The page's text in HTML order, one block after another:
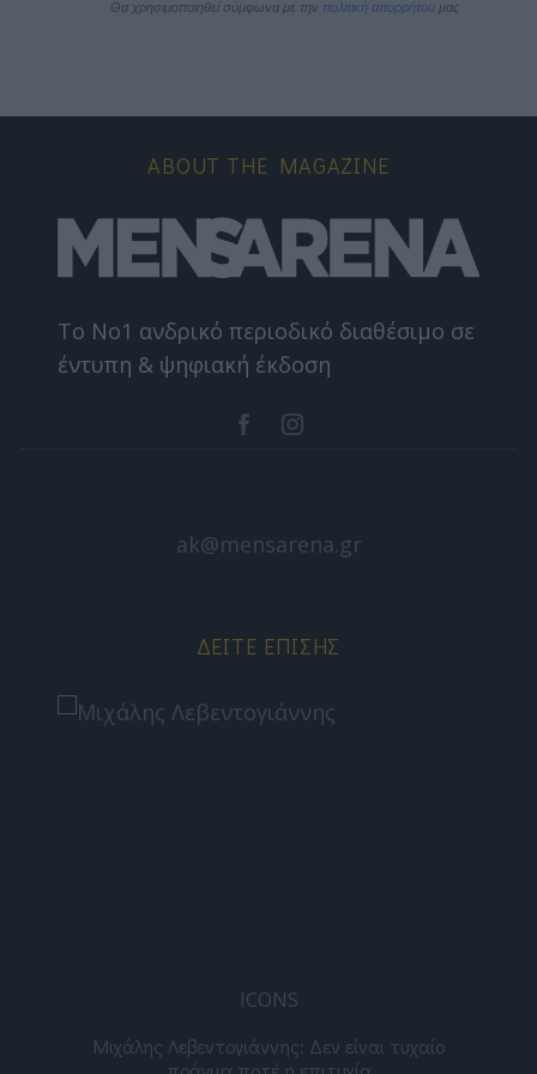
Θα χρησιμοποιηθεί σύμφωνα με την πολιτική απορρήτου μας
ABOUT THE MAGAZINE
Το Nο1 ανδρικό περιοδικό διαθέσιμο σε
έντυπη & ψηφιακή έκδοση
ak@mensarena.gr
ΔΕΊΤΕ ΕΠΊΣΗΣ
ICONS
Μιχάλης Λεβεντογιάννης: Δεν είναι τυχαίο